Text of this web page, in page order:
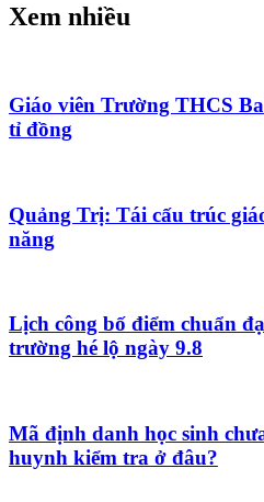
Xem nhiều
Giáo viên Trường THCS
tỉ đồng
Quảng Trị: Tái cấu trúc
năng
Lịch công bố điểm chuẩn
trường hé lộ ngày 9.8
Mã định danh học sinh
huynh kiểm tra ở đâu?